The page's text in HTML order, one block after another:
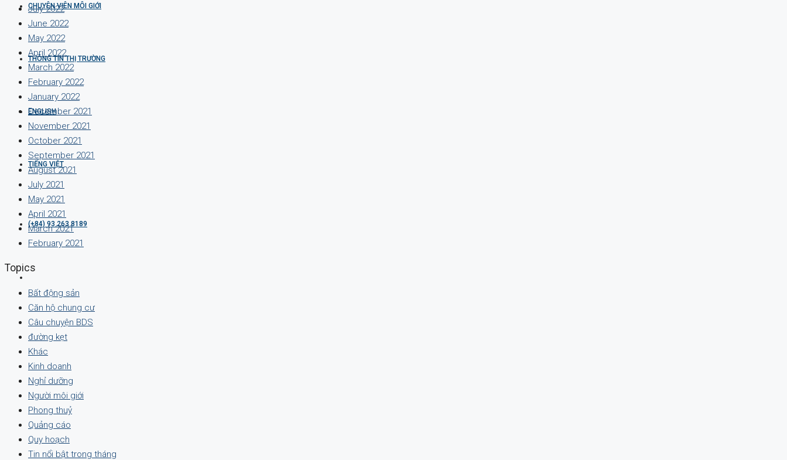
CHUYÊN VIÊN MÔI GIỚI
THÔNG TIN THỊ TRƯỜNG
ENGLISH
TIẾNG VIỆT
(+84) 93 263 8189
July 2022
June 2022
May 2022
April 2022
March 2022
February 2022
January 2022
December 2021
November 2021
October 2021
September 2021
August 2021
July 2021
May 2021
April 2021
March 2021
February 2021
Topics
Bất động sản
Căn hộ chung cư
Câu chuyện BDS
đường kẹt
Khác
Kinh doanh
Nghỉ dưỡng
Người môi giới
Phong thuỷ
Quảng cáo
Quy hoạch
Tin nổi bật trong tháng